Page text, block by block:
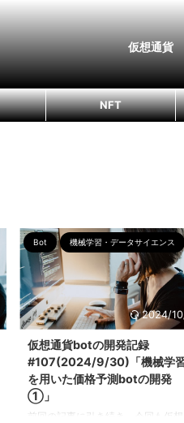
仮想通貨
NFT
Bot 機械学習・データサイエンス
2024/
仮想通貨botの開発記録
#107(2024/9/30)「機械学
を用いた価格予測botの開発
①」
前回の記事に引き続き、今回も仮想